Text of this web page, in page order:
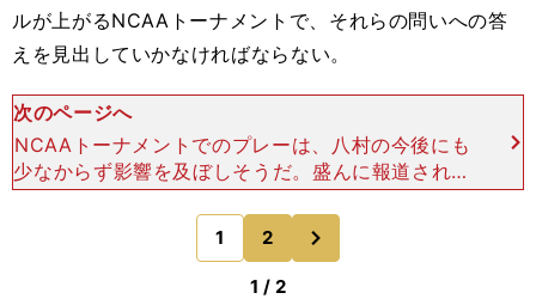
ルが上がるNCAAトーナメントで、それらの問いへの答
えを見出していかなければならない。
次のページへ
NCAAトーナメントでのプレーは、八村の今後にも
少なからず影響を及ぼしそうだ。盛んに報道されて
いるが、八村は６月のNBAドラフトにアーリーエ
ントリーすること（大学卒業前の選手及び22歳以
下の選手が、N
1 2
1 / 2